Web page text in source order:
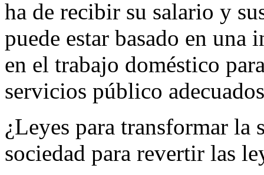
ha de recibir su salario y
puede estar basado en
en el trabajo doméstico
servicios público
¿Leyes para transformar la
sociedad para revertir las